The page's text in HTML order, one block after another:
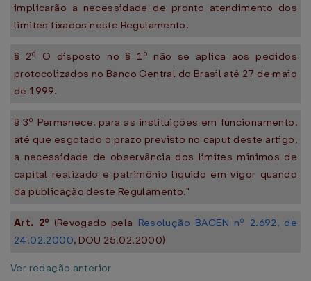
implicarão a necessidade de pronto atendimento dos
limites fixados neste Regulamento.
§ 2º O disposto no § 1º não se aplica aos pedidos
protocolizados no Banco Central do Brasil até 27 de maio
de 1999.
§ 3º Permanece, para as instituições em funcionamento,
até que esgotado o prazo previsto no caput deste artigo,
a necessidade de observância dos limites mínimos de
capital realizado e patrimônio líquido em vigor quando
da publicação deste Regulamento."
Art. 2º (Revogado pela Resolução BACEN nº 2.692, de
24.02.2000, DOU 25.02.2000)
Ver redação anterior